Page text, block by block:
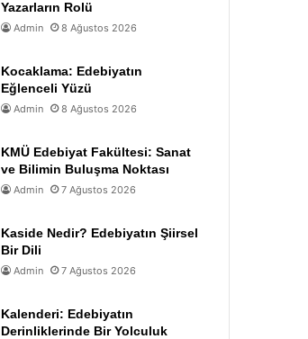
Yazarların Rolü
Admin 8 Ağustos 2026
Kocaklama: Edebiyatın
Eğlenceli Yüzü
Admin 8 Ağustos 2026
KMÜ Edebiyat Fakültesi: Sanat
ve Bilimin Buluşma Noktası
Admin 7 Ağustos 2026
Kaside Nedir? Edebiyatın Şiirsel
Bir Dili
Admin 7 Ağustos 2026
Kalenderi: Edebiyatın
Derinliklerinde Bir Yolculuk